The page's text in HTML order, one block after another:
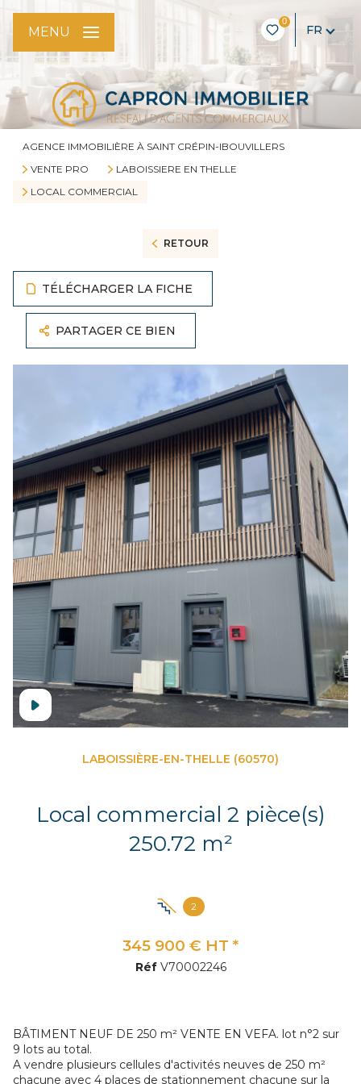
0
FR
MENU
AGENCE IMMOBILIÈRE À SAINT CRÉPIN-IBOUVILLERS
VENTE PRO
LABOISSIERE EN THELLE
LOCAL COMMERCIAL
RETOUR
TÉLÉCHARGER LA FICHE
PARTAGER CE BIEN
LABOISSIÈRE-EN-THELLE (60570)
Local commercial 2 pièce(s)
250.72 m²
2
345 900 € HT *
Réf V70002246
BÂTIMENT NEUF DE 250 m² VENTE EN VEFA. lot n°2 sur
9 lots au total.
A vendre plusieurs cellules d'activités neuves de 250 m²
chacune avec 4 places de stationnement chacune sur la